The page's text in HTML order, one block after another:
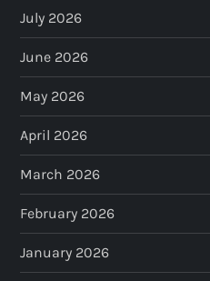
July 2026
June 2026
May 2026
April 2026
March 2026
February 2026
January 2026